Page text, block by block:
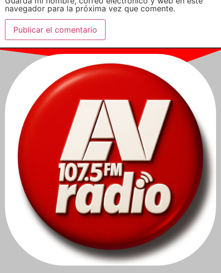
navegador para la próxima vez que comente.